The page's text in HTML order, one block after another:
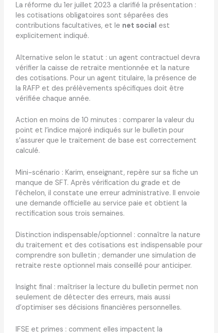
La réforme du 1er juillet 2023 a clarifié la présentation :
les cotisations obligatoires sont séparées des
contributions facultatives, et le net social est
explicitement indiqué.
Alternative selon le statut : un agent contractuel devra
vérifier la caisse de retraite mentionnée et la nature
des cotisations. Pour un agent titulaire, la présence de
la RAFP et des prélèvements spécifiques doit être
vérifiée chaque année.
Action en moins de 10 minutes : comparer la valeur du
point et l’indice majoré indiqués sur le bulletin pour
s’assurer que le traitement de base est correctement
calculé.
Mini-scénario : Karim, enseignant, repère sur sa fiche un
manque de SFT. Après vérification du grade et de
l’échelon, il constate une erreur administrative. Il envoie
une demande officielle au service paie et obtient la
rectification sous trois semaines.
Distinction indispensable/optionnel : connaître la nature
du traitement et des cotisations est indispensable pour
comprendre son bulletin ; demander une simulation de
retraite reste optionnel mais conseillé pour anticiper.
Insight final : maîtriser la lecture du bulletin permet non
seulement de détecter des erreurs, mais aussi
d’optimiser ses décisions financières personnelles.
IFSE et primes : comment elles impactent la